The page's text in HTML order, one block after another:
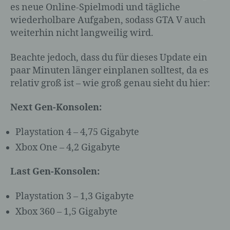
es neue Online-Spielmodi und tägliche
wiederholbare Aufgaben, sodass GTA V auch
weiterhin nicht langweilig wird.
Beachte jedoch, dass du für dieses Update ein
paar Minuten länger einplanen solltest, da es
relativ groß ist – wie groß genau sieht du hier:
Next Gen-Konsolen:
Playstation 4 – 4,75 Gigabyte
Xbox One – 4,2 Gigabyte
Last Gen-Konsolen:
Playstation 3 – 1,3 Gigabyte
Xbox 360 – 1,5 Gigabyte
Namen, zu einer Kennnummer, zu
Standortdaten, zu einer Online-Kennung
oder zu einem oder mehreren besonderen
physiologischen, genetischen,
psychischen, wirtschaftlichen, kulturellen
oder sozialen Identität dieser natürlichen
Person sind, identifiziert werden kann.
b) betroffene Person
Betroffene Person ist jede identifizierte
deren personenbezogene Daten von dem
verarbeitet werden.